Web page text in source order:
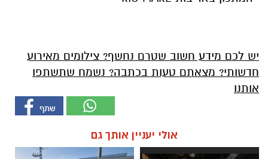
יש לכם מידע חשוב שטרם נחשף? צילומים מאירוע
חדשותי? מצאתם טעות בכתבה? נשמח שתשתפו
אותנו
אולי יעניין אותך גם